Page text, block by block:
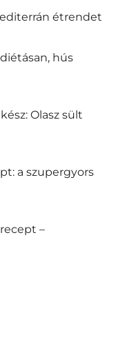
étrendet
hús
Olasz sült
a szupergyors
–